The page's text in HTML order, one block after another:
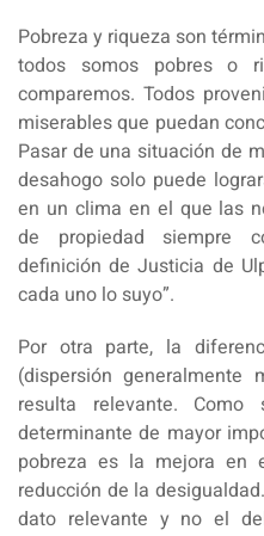
Pobreza y riqueza son
todos somos pobres o
comparemos. Todos
miserables que puedan
Pasar de una situación de
desahogo solo puede
en un clima en el que las
de propiedad siempre
definición de Justicia de
cada uno lo suyo”.
Por otra parte, la
(dispersión
resulta relevante.
determinante de mayor
pobreza es la mejora
reducción de la
dato relevante y no el